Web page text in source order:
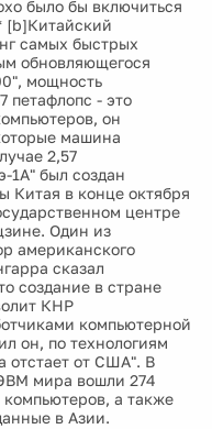
было бы включиться
[b]Китайский
самых быстрых
обновляющегося
мощность
петафлопс - это
он
машина
2,57
1А" был создан
Китая в конце октября
центре
Один из
американского
сказал
создание в стране
КНР
компьютерной
он, по технологиям
отстает от США". В
мира вошли 274
а также
в Азии.